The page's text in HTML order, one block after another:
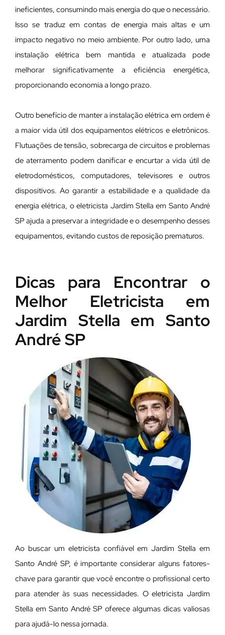
ineficientes, consumindo mais energia do que o necessário.
Isso se traduz em contas de energia mais altas e um
impacto negativo no meio ambiente. Por outro lado, uma
instalação elétrica bem mantida e atualizada pode
melhorar significativamente a eficiência energética,
proporcionando economia a longo prazo.
Outro benefício de manter a instalação elétrica em ordem é
a maior vida útil dos equipamentos elétricos e eletrônicos.
Flutuações de tensão, sobrecarga de circuitos e problemas
de aterramento podem danificar e encurtar a vida útil de
eletrodomésticos, computadores, televisores e outros
dispositivos. Ao garantir a estabilidade e a qualidade da
energia elétrica, o eletricista Jardim Stella em Santo André
SP ajuda a preservar a integridade e o desempenho desses
equipamentos, evitando custos de reposição prematuros.
Dicas para Encontrar o
Melhor Eletricista em
Jardim Stella em Santo
André SP
Ao buscar um eletricista confiável em Jardim Stella em
Santo André SP, é importante considerar alguns fatores-
chave para garantir que você encontre o profissional certo
para atender às suas necessidades. O eletricista Jardim
Stella em Santo André SP oferece algumas dicas valiosas
para ajudá-lo nessa jornada.